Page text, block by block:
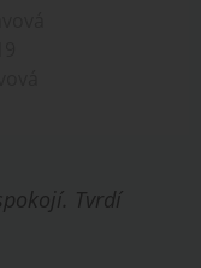
Tvrdí